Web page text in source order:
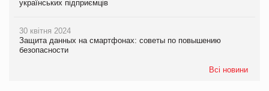
українських підприємців
30 квітня 2024
Защита данных на смартфонах: советы по повышению
безопасности
Всі новини